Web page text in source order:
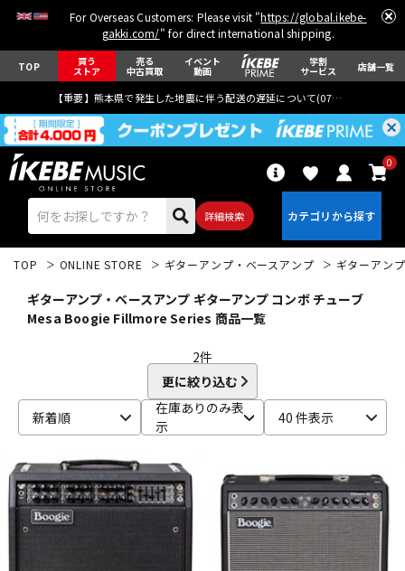
For Overseas Customers: Please visit "https://global.ikebe-
gakki.com/" for direct international shipping.
TOP 買う
ストア
売る
中古買取
イベント
動画
学割
サービス 店舗一覧
【重要】熊本県で発生した地震に伴う配送の遅延について(07月29日
詳細検索
0
ベース ウクレレ
ドラム パーカッション
電子ピアノ
TOP ONLINE STORE ギターアンプ・ベースアンプ ギターアンプ
ギターアンプ・ベースアンプ ギターアンプ コンボ チューブ
Mesa Boogie Fillmore Series 商品一覧
2件
更に絞り込む
新着順
在庫ありのみ表
示
40 件表示